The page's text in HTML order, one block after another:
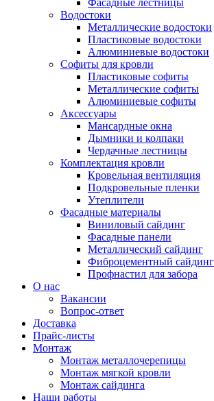
Фасадные лестницы
Водостоки
Металлические водостоки
Пластиковые водостоки
Алюминиевые водостоки
Софиты для кровли
Пластиковые софиты
Металлические софиты
Алюминиевые софиты
Аксессуары
Мансардные окна
Дымники и колпаки
Чердачные лестницы
Комплектация кровли
Кровельная вентиляция
Подкровельные пленки
Утеплители
Фасадные материалы
Виниловый сайдинг
Фасадные панели
Металлический сайдинг
Фиброцементный сайдинг
Профнастил для забора
О нас
Вакансии
Вопрос-ответ
Доставка
Прайс-листы
Монтаж
Монтаж металлочерепицы
Монтаж мягкой кровли
Монтаж сайдинга
Наши работы